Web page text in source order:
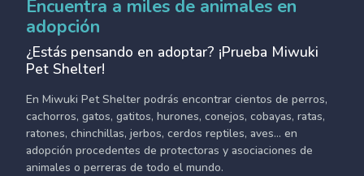
Encuentra a miles de animales en
adopción
¿Estás pensando en adoptar? ¡Prueba Miwuki
Pet Shelter!
En Miwuki Pet Shelter podrás encontrar cientos de perros,
cachorros, gatos, gatitos, hurones, conejos, cobayas, ratas,
ratones, chinchillas, jerbos, cerdos reptiles, aves... en
adopción procedentes de protectoras y asociaciones de
animales o perreras de todo el mundo.